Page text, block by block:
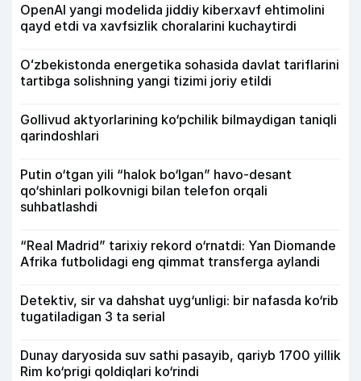
OpenAI yangi modelida jiddiy kiberxavf ehtimolini
qayd etdi va xavfsizlik choralarini kuchaytirdi
Oʻzbekistonda energetika sohasida davlat tariflarini
tartibga solishning yangi tizimi joriy etildi
Gollivud aktyorlarining ko‘pchilik bilmaydigan taniqli
qarindoshlari
Putin o‘tgan yili “halok bo‘lgan” havo-desant
qo‘shinlari polkovnigi bilan telefon orqali
suhbatlashdi
“Real Madrid” tarixiy rekord o‘rnatdi: Yan Diomande
Afrika futbolidagi eng qimmat transferga aylandi
Detektiv, sir va dahshat uyg‘unligi: bir nafasda ko‘rib
tugatiladigan 3 ta serial
Dunay daryosida suv sathi pasayib, qariyb 1700 yillik
Rim ko‘prigi qoldiqlari ko‘rindi